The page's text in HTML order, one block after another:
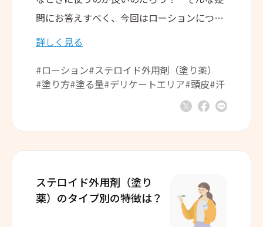
問にお答えすべく、今回はローションについ
てご紹介します。
詳しく見る
#ローション#ステロイド外用剤（塗り薬）
#塗り方#塗る量#デリケートエリア#頭皮#汗
ステロイド外用剤（塗り
薬）のタイプ別の特徴は？